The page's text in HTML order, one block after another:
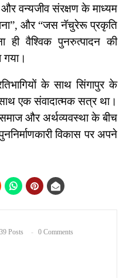
वन्यजीव संरक्षण के माध्यम
और “जस नॅचुरेरू प्रकृति
ही वैश्विक पुनरुत्पादन की
गया।
के साथ सिंगापुर के
एक संवादात्मक सत्र था।
और अर्थव्यवस्था के बीच
विकास पर अपने
Posts 0 Comments